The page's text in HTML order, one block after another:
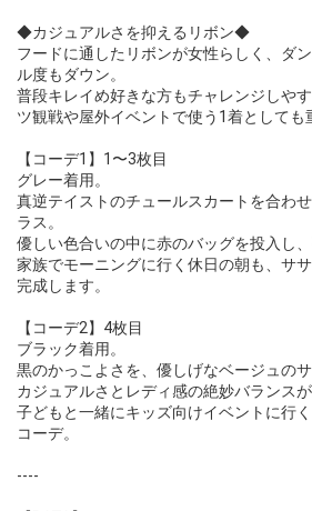
◆カジュアルさを抑えるリボン◆
フードに通したリボンが女性らしく、ダ
ル度もダウン。
普段キレイめ好きな方もチャレンジしや
ツ観戦や屋外イベントで使う1着としても
【コーデ1】1〜3枚目
グレー着用。
真逆テイストのチュールスカートを合わ
ラス。
優しい色合いの中に赤のバッグを投入し、
家族でモーニングに行く休日の朝も、サ
完成します。
【コーデ2】4枚目
ブラック着用。
黒のかっこよさを、優しげなベージュの
カジュアルさとレディ感の絶妙バランスが
子どもと一緒にキッズ向けイベントに行
コーデ。
----